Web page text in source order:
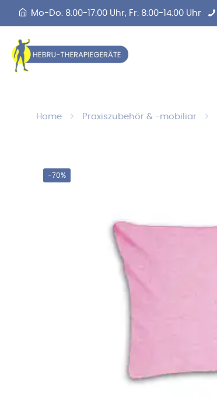
Mo-Do: 8:00-17:00 Uhr, Fr: 8:00-14:00 Uhr
Home Praxiszubehör & -mobiliar
-70%